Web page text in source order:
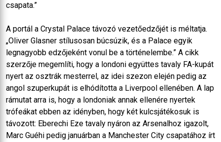
csapata.”
A portál a Crystal Palace távozó vezetőedzőjét is méltatja.
„Oliver Glasner stílusosan búcsúzik, és a Palace egyik
legnagyobb edzőjeként vonul be a történelembe.” A cikk
szerzője megemlíti, hogy a londoni együttes tavaly FA-kupát
nyert az osztrák mesterrel, az idei szezon elején pedig az
angol szuperkupát is elhódította a Liverpool ellenében. A lap
rámutat arra is, hogy a londoniak annak ellenére nyertek
trófeákat ebben az idényben, hogy két kulcsjátékosuk is
távozott: Eberechi Eze tavaly nyáron az Arsenalhoz igazolt,
Marc Guéhi pedig januárban a Manchester City csapatához írt